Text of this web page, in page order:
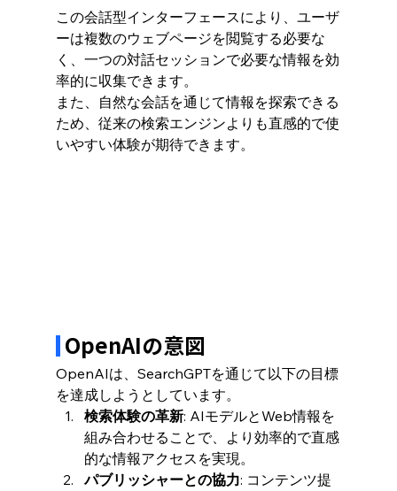
この会話型インターフェースにより、ユーザ
ーは複数のウェブページを閲覧する必要な
く、一つの対話セッションで必要な情報を効
率的に収集できます。
また、自然な会話を通じて情報を探索できる
ため、従来の検索エンジンよりも直感的で使
いやすい体験が期待できます。
OpenAIの意図
OpenAIは、SearchGPTを通じて以下の目標
を達成しようとしています。
検索体験の革新: AIモデルとWeb情報を
組み合わせることで、より効率的で直感
的な情報アクセスを実現。
パブリッシャーとの協力: コンテンツ提